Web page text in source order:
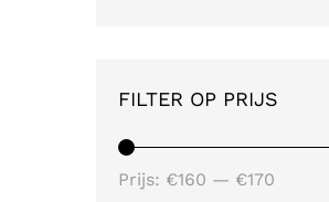
FILTER OP PRIJS
Prijs: €160 — €170